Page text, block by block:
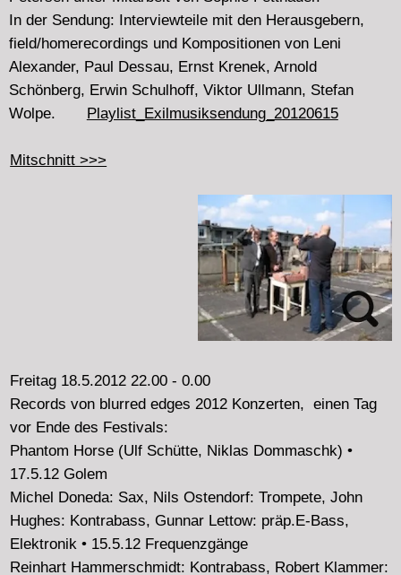
der "Ernst von Siemens Musikstiftung" für einen
Kompositionsauftrag erklärt.
Eher wenig dokumentiert und diskutiert in den Feuilletons
Neue Musik die Absicht, seine Position ins Lächerliche
zu ziehen
Musik von: d'incise-ludger hennig-jonas kocher-sciss,
Joe Jones, Volker Heyn, Mathias Spahlinger, Marcin
Wojciechowski
"The Medium is the Massage" with M.McLuhan, prod.
by Quentin Fiore and Jerome Angel (CR 1968). Between
and later improvised music and field recordings by
Diego Chamy, Axel Doerner, Olivier Toulemonde, Leonel
Kaplan, Costa Groehn and the KLS Trio.
---------------------------------
* Das Studiogespräch musste wegen Krankheit leider
ausfallen*
Studiogespräch mit Tamara van Buiren - Projektleitung
Klang!
Klang!, das Netzwerkprojekt Neue Musik in Hamburg